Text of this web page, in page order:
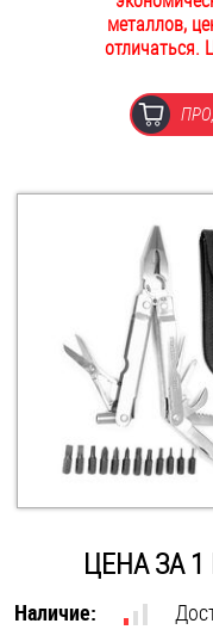
ОПЛАТА И
Втулки
Заклепки
Инструмент
Крюки, кольца
Крюки, кольца с
Оснастка и
металлов,
отличаться.
ЦЕНА ЗА
Наличие: